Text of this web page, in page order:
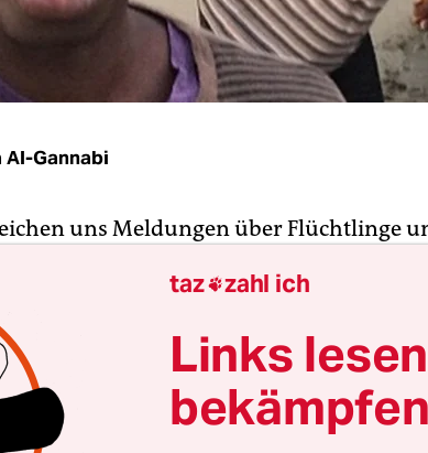
Al-Gannabi
uns Meldungen über Flüchtlinge
warum manche Medien nicht mehr
oder liegt das einfach an unserer
an deren Schicksal? Da kann es
passieren, dass es einer
taz zahl ich
Links
bekämpfen